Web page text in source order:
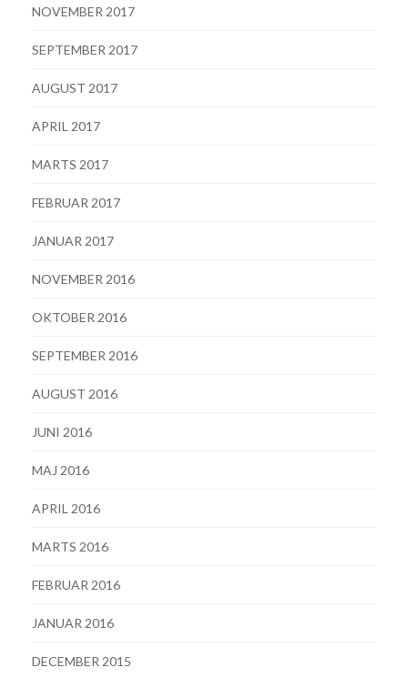
NOVEMBER 2017
SEPTEMBER 2017
AUGUST 2017
APRIL 2017
MARTS 2017
FEBRUAR 2017
JANUAR 2017
NOVEMBER 2016
OKTOBER 2016
SEPTEMBER 2016
AUGUST 2016
JUNI 2016
MAJ 2016
APRIL 2016
MARTS 2016
FEBRUAR 2016
JANUAR 2016
DECEMBER 2015